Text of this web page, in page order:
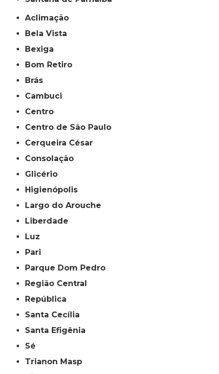
Aclimação
Bela Vista
Bexiga
Bom Retiro
Brás
Cambuci
Centro
Centro de São Paulo
Cerqueira César
Consolação
Glicério
Higienópolis
Largo do Arouche
Liberdade
Luz
Pari
Parque Dom Pedro
Região Central
República
Santa Cecília
Santa Efigênia
Sé
Trianon Masp